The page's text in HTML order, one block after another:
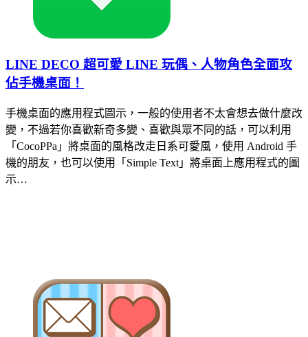
LINE DECO 超可愛 LINE 玩偶、人物角色全面攻
佔手機桌面！
手機桌面的應用程式圖示，一般的使用者不太會想去做什麼改
變，不過若你喜歡新奇多變、喜歡與眾不同的話，可以利用
「CocoPPa」將桌面的風格改走日系可愛風，使用 Android 手
機的朋友，也可以使用「Simple Text」將桌面上應用程式的圖
示…